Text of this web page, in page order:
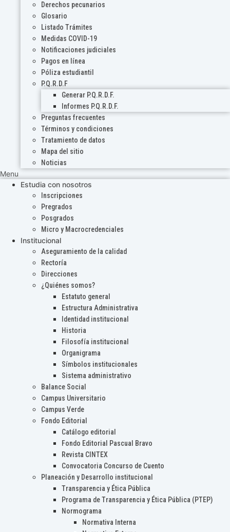
Derechos pecunarios
Glosario
Listado Trámites
Medidas COVID-19
Notificaciones judiciales
Pagos en línea
Póliza estudiantil
P.Q.R.D.F
Generar P.Q.R.D.F.
Informes P.Q.R.D.F.
Preguntas frecuentes
Términos y condiciones
Tratamiento de datos
Mapa del sitio
Noticias
Menu
Estudia con nosotros
Inscripciones
Pregrados
Posgrados
Micro y Macrocredenciales
Institucional
Aseguramiento de la calidad
Rectoría
Direcciones
¿Quiénes somos?
Estatuto general
Estructura Administrativa
Identidad institucional
Historia
Filosofía institucional
Organigrama
Símbolos institucionales
Sistema administrativo
Balance Social
Campus Universitario
Campus Verde
Fondo Editorial
Catálogo editorial
Fondo Editorial Pascual Bravo
Revista CINTEX
Convocatoria Concurso de Cuento
Planeación y Desarrollo institucional
Transparencia y Ética Pública
Programa de Transparencia y Ética Pública (PTEP)
Normograma
Normativa Interna